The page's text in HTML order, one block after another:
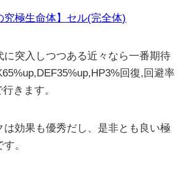
究極生命体】セル(完全体)
に突入しつつある近々なら一番期待
回復,回避率
きます。
は効果も優秀だし、是非とも良い極
。